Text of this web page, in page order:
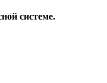
системе.